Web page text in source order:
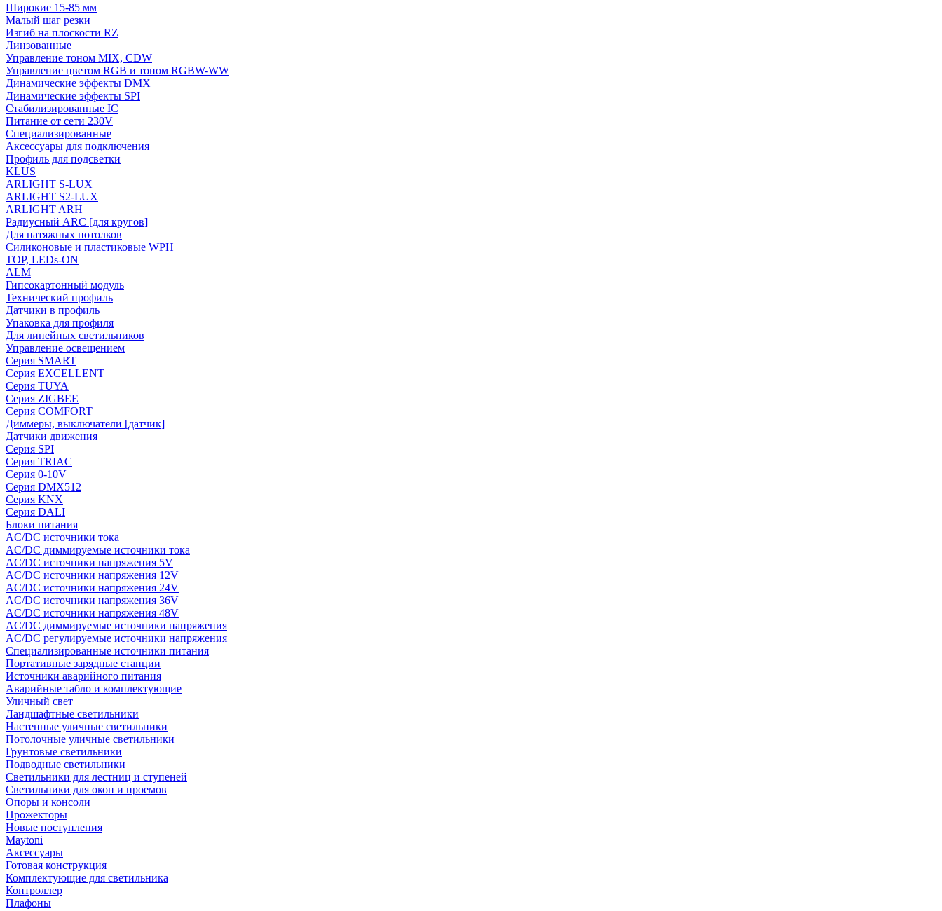
Широкие 15-85 мм
Малый шаг резки
Изгиб на плоскости RZ
Линзованные
Управление тоном MIX, CDW
Управление цветом RGB и тоном RGBW-WW
Динамические эффекты DMX
Динамические эффекты SPI
Стабилизированные IC
Питание от сети 230V
Специализированные
Аксессуары для подключения
Профиль для подсветки
KLUS
ARLIGHT S-LUX
ARLIGHT S2-LUX
ARLIGHT ARH
Радиусный ARC [для кругов]
Для натяжных потолков
Силиконовые и пластиковые WPH
TOP, LEDs-ON
ALM
Гипсокартонный модуль
Технический профиль
Датчики в профиль
Упаковка для профиля
Для линейных светильников
Управление освещением
Серия SMART
Серия EXCELLENT
Серия TUYA
Серия ZIGBEE
Серия COMFORT
Диммеры, выключатели [датчик]
Датчики движения
Серия SPI
Серия TRIAC
Серия 0-10V
Серия DMX512
Серия KNX
Серия DALI
Блоки питания
AC/DC источники тока
AC/DC диммируемые источники тока
AC/DC источники напряжения 5V
AC/DC источники напряжения 12V
AC/DC источники напряжения 24V
AC/DC источники напряжения 36V
AC/DC источники напряжения 48V
AC/DC диммируемые источники напряжения
AC/DC регулируемые источники напряжения
Специализированные источники питания
Портативные зарядные станции
Источники аварийного питания
Аварийные табло и комплектующие
Уличный свет
Ландшафтные светильники
Настенные уличные светильники
Потолочные уличные светильники
Грунтовые светильники
Подводные светильники
Светильники для лестниц и ступеней
Светильники для окон и проемов
Опоры и консоли
Прожекторы
Новые поступления
Maytoni
Аксессуары
Готовая конструкция
Комплектующие для светильника
Контроллер
Плафоны